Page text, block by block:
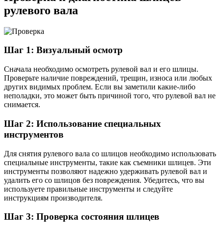
рулевого вала
Шаг 1: Визуальный осмотр
Сначала необходимо осмотреть рулевой вал и его шлицы.
Проверьте наличие повреждений, трещин, износа или любых
других видимых проблем. Если вы заметили какие-либо
неполадки, это может быть причиной того, что рулевой вал не
снимается.
Шаг 2: Использование специальных
инструментов
Для снятия рулевого вала со шлицов необходимо использовать
специальные инструменты, такие как съемники шлицев. Эти
инструменты позволяют надежно удерживать рулевой вал и
удалить его со шлицов без повреждения. Убедитесь, что вы
используете правильные инструменты и следуйте
инструкциям производителя.
Шаг 3: Проверка состояния шлицев